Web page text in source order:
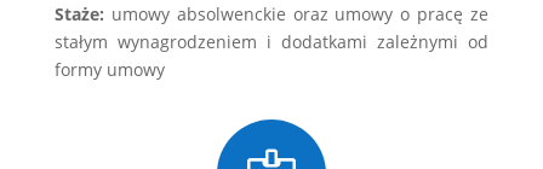
Staże: umowy absolwenckie oraz umowy o pracę ze
stałym wynagrodzeniem i dodatkami zależnymi od
formy umowy